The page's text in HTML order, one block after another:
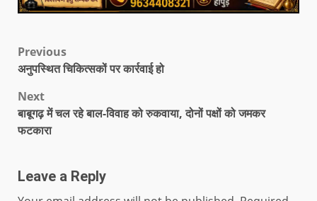
Previous
अनुपस्थित चिकित्सकों पर कार्रवाई हो
Next
बाबूगढ़ में चल रहे बाल-विवाह को रुकवाया, दोनों पक्षों को जमकर
फटकारा
Leave a Reply